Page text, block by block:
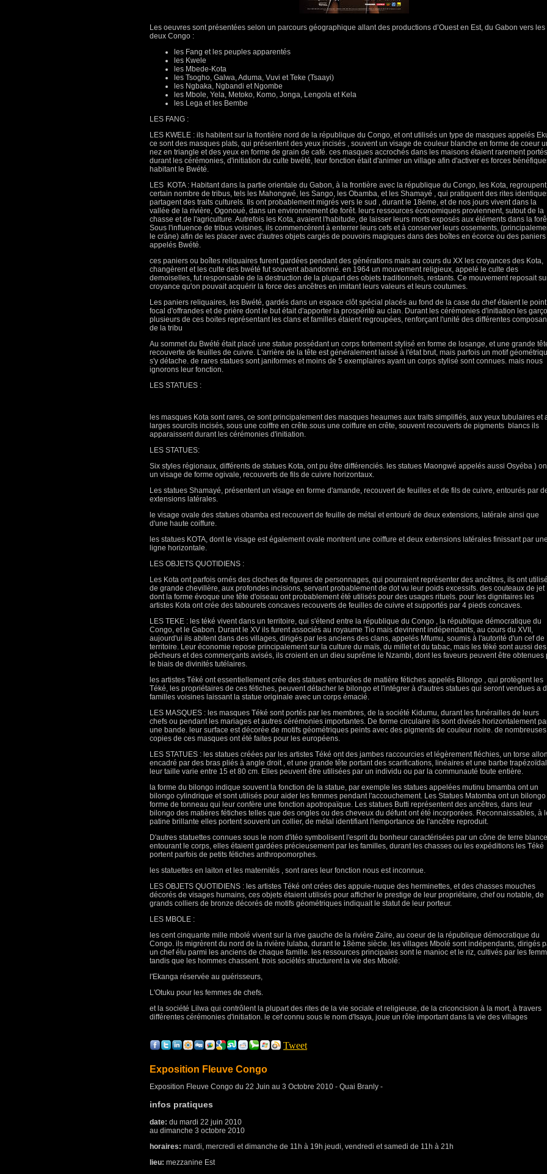
Les oeuvres sont présentées selon un parcours géographique allant des productions d’Ouest en Est, du Gabon vers les
deux Congo :
les Fang et les peuples apparentés
les Kwele
les Mbede-Kota
les Tsogho, Galwa, Aduma, Vuvi et Teke (Tsaayi)
les Ngbaka, Ngbandi et Ngombe
les Mbole, Yela, Metoko, Komo, Jonga, Lengola et Kela
les Lega et les Bembe
LES FANG :
LES KWELE : ils habitent sur la frontière nord de la république du Congo, et ont utilisés un type de masques appelés
ce sont des masques plats, qui présentent des yeux incisés , souvent un visage de couleur blanche en forme de coeur
nez en triangle et des yeux en forme de grain de café. ces masques accrochés dans les maisons étaient rarement portés
durant les cérémonies, d'initiation du culte bwété, leur fonction était d'animer un village afin d'activer es forces
habitant le Bwété.
LES KOTA : Habitant dans la partie orientale du Gabon, à la frontière avec la république du Congo, les Kota,
certain nombre de tribus, tels les Mahongwé, les Sango, les Obamba, et les Shamayé , qui pratiquent des rites
partagent des traits culturels. Ils ont probablement migrés vers le sud , durant le 18ème, et de nos jours vivent dans la
vallée de la rivière, Ogonoué, dans un environnement de forêt. leurs ressources économiques proviennent, sutout de la
chasse et de l'agriculture. Autrefois les Kota, avaient l'habitude, de laisser leurs morts exposés aux éléments dans la
Sous l'influence de tribus voisines, ils commencèrent à enterrer leurs cefs et à conserver leurs ossements,
le crâne) afin de les placer avec d'autres objets cargés de pouvoirs magiques dans des boîtes en écorce ou des paniers
appelés Bwété.
ces paniers ou boîtes reliquaires furent gardées pendant des générations mais au cours du XX les croyances des Kota,
changèrent et les culte des bwété fut souvent abandonné. en 1964 un mouvement religieux, appelé le culte des
demoiselles, fut responsable de la destruction de la plupart des objets traditionnels, restants. Ce mouvement reposait
croyance qu'on pouvait acquérir la force des ancêtres en imitant leurs valeurs et leurs coutumes.
Les paniers reliquaires, les Bwété, gardés dans un espace clôt spécial placés au fond de la case du chef étaient le point
focal d'offrandes et de prière dont le but était d'apporter la prospérité au clan. Durant les cérémonies d'initiation les
plusieurs de ces boites représentant les clans et familles étaient regroupées, renforçant l'unité des différentes
de la tribu
Au sommet du Bwété était placé une statue possédant un corps fortement stylisé en forme de losange, et une grande
recouverte de feuilles de cuivre. L'arrière de la tête est généralement laissé à l'état brut, mais parfois un motif
s'y détache. de rares statues sont janiformes et moins de 5 exemplaires ayant un corps stylisé sont connues. mais nous
ignorons leur fonction.
LES STATUES :
les masques Kota sont rares, ce sont principalement des masques heaumes aux traits simplifiés, aux yeux tubulaires et
larges sourcils incisés, sous une coiffre en crête.sous une coiffure en crête, souvent recouverts de pigments blancs ils
apparaissent durant les cérémonies d'initiation.
LES STATUES:
Six styles régionaux, différents de statues Kota, ont pu être différenciés. les statues Maongwé appelés aussi Osyéba )
un visage de forme ogivale, recouverts de fils de cuivre horizontaux.
Les statues Shamayé, présentent un visage en forme d'amande, recouvert de feuilles et de fils de cuivre, entourés par
extensions latérales.
le visage ovale des statues obamba est recouvert de feuille de métal et entouré de deux extensions, latérale ainsi que
d'une haute coiffure.
les statues KOTA, dont le visage est également ovale montrent une coiffure et deux extensions latérales finissant par une
ligne horizontale.
LES OBJETS QUOTIDIENS :
Les Kota ont parfois ornés des cloches de figures de personnages, qui pourraient représenter des ancêtres, ils ont
de grande chevillère, aux profondes incisions, servant probablement de dot vu leur poids excessifs. des couteaux de jet
dont la forme évoque une tête d'oiseau ont probablement été utilisés pour des usages rituels. pour les dignitaires les
artistes Kota ont crée des tabourets concaves recouverts de feuilles de cuivre et supportés par 4 pieds concaves.
LES TEKE : les téké vivent dans un territoire, qui s'étend entre la république du Congo , la république démocratique du
Congo, et le Gabon. Durant le XV ils furent associés au royaume Tio mais devinrent indépendants, au cours du XVII,
aujourd'ui ils abitent dans des villages, dirigés par les anciens des clans, appelés Mfumu, soumis à l'autorité d'un cef de
territoire. Leur économie repose principalement sur la culture du maïs, du millet et du tabac, mais les téké sont aussi des
pêcheurs et des commerçants avisés, ils croient en un dieu suprême le Nzambi, dont les faveurs peuvent être obtenues
le biais de divinités tutélaires.
les artistes Téké ont essentiellement crée des statues entourées de matière fétiches appelés Bilongo , qui protègent les
Téké, les propriétaires de ces fétiches, peuvent détacher le bilongo et l'intégrer à d'autres statues qui seront vendues a
familles voisines laissant la statue originale avec un corps émacié.
LES MASQUES : les masques Téké sont portés par les membres, de la société Kidumu, durant les funérailles de leurs
chefs ou pendant les mariages et autres cérémonies importantes. De forme circulaire ils sont divisés horizontalement
une bande. leur surface est décorée de motifs géométriques peints avec des pigments de couleur noire. de nombreuses
copies de ces masques ont été faites pour les européens.
LES STATUES : les statues créées par les artistes Téké ont des jambes raccourcies et légèrement fléchies, un torse
encadré par des bras pliés à angle droit , et une grande tête portant des scarifications, linéaires et une barbe
leur taille varie entre 15 et 80 cm. Elles peuvent être utilisées par un individu ou par la communauté toute entière.
la forme du bilongo indique souvent la fonction de la statue, par exemple les statues appelées mutinu bmamba ont un
bilongo cylindrique et sont utilisés pour aider les femmes pendant l'accouchement. Les Statues Matomba ont un bilongo
forme de tonneau qui leur confère une fonction apotropaïque. Les statues Butti représentent des ancêtres, dans leur
bilongo des matières fétiches telles que des ongles ou des cheveux du défunt ont été incorporées. Reconnaissables, à
patine brillante elles portent souvent un collier, de métal identifiant l'iemportance de l'ancêtre reproduit.
D'autres statuettes connues sous le nom d'itéo symbolisent l'esprit du bonheur caractérisées par un cône de terre blance
entourant le corps, elles étaient gardées précieusement par les familles, durant les chasses ou les expéditions les Téké
portent parfois de petits fétiches anthropomorphes.
les statuettes en laiton et les maternités , sont rares leur fonction nous est inconnue.
LES OBJETS QUOTIDIENS : les artistes Téké ont crées des appuie-nuque des herminettes, et des chasses mouches
décorés de visages humains, ces objets étaient utilisés pour afficher le prestige de leur propriétaire, chef ou notable, de
grands colliers de bronze décorés de motifs géométriques indiquait le statut de leur porteur.
LES MBOLE :
les cent cinquante mille mbolé vivent sur la rive gauche de la rivière Zaïre, au coeur de la république démocratique du
Congo. ils migrèrent du nord de la rivière lulaba, durant le 18ème siècle. les villages Mbolé sont indépendants, dirigés
un chef élu parmi les anciens de chaque famille. les ressources principales sont le manioc et le riz, cultivés par les
tandis que les hommes chassent. trois sociétés structurent la vie des Mbolé:
l'Ekanga réservée au guérisseurs,
L'Otuku pour les femmes de chefs.
et la société Lilwa qui contrôlent la plupart des rites de la vie sociale et religieuse, de la criconcision à la mort, à travers
différentes cérémonies d'initiation. le cef connu sous le nom d'Isaya, joue un rôle important dans la vie des villages
Tweet
Exposition Fleuve Congo
Exposition Fleuve Congo du 22 Juin au 3 Octobre 2010 - Quai Branly -
infos pratiques
date: du mardi 22 juin 2010
au dimanche 3 octobre 2010
horaires: mardi, mercredi et dimanche de 11h à 19h jeudi, vendredi et samedi de 11h à 21h
lieu: mezzanine Est